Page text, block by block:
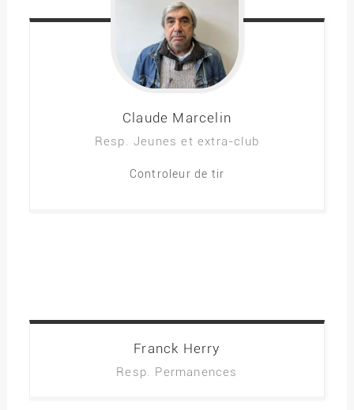
Claude Marcelin
Resp. Jeunes et extra-club
Controleur de tir
Franck Herry
Resp. Permanences